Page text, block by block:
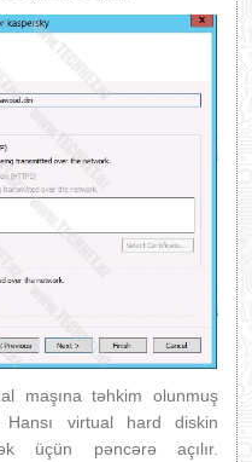
maşına təhkim olunmuş
virtual hard diskin
üçün pəncərə açılır.